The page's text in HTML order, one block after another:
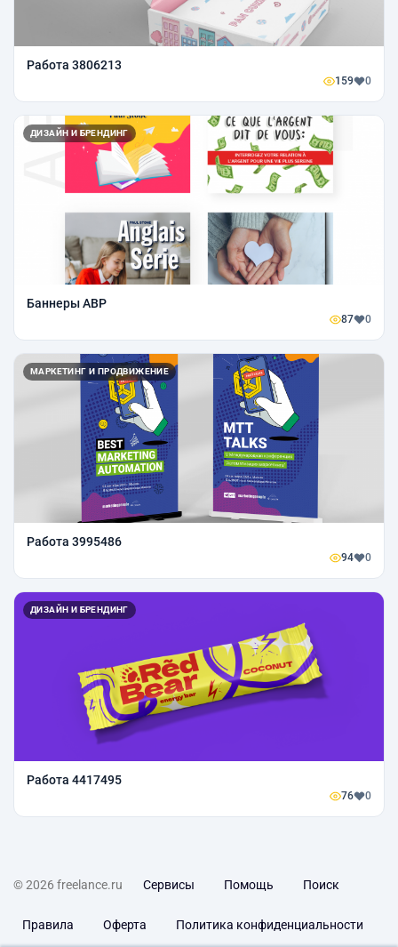
Работа 3806213
159 0
ДИЗАЙН И БРЕНДИНГ
Баннеры ABP
87 0
МАРКЕТИНГ И ПРОДВИЖЕНИЕ
Работа 3995486
94 0
ДИЗАЙН И БРЕНДИНГ
Работа 4417495
76 0
© 2026 freelance.ru Сервисы Помощь Поиск
Правила Оферта Политика конфиденциальности